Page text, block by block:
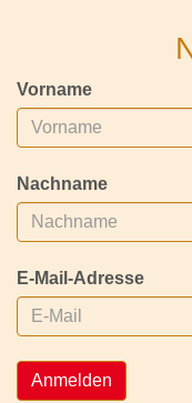
Vorname
Nachname
E-Mail-Adresse
Anmelden